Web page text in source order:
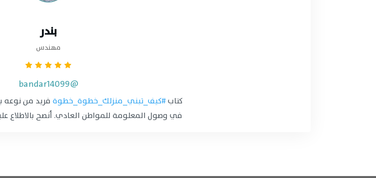
بندر
مهندس
@bandar14099
كتاب#كيف_تبني_منزلك_خطوة_خطوةفريد من نوعه
في وصول المعلومة للمواطن العادي. أنصح بالاطلاع